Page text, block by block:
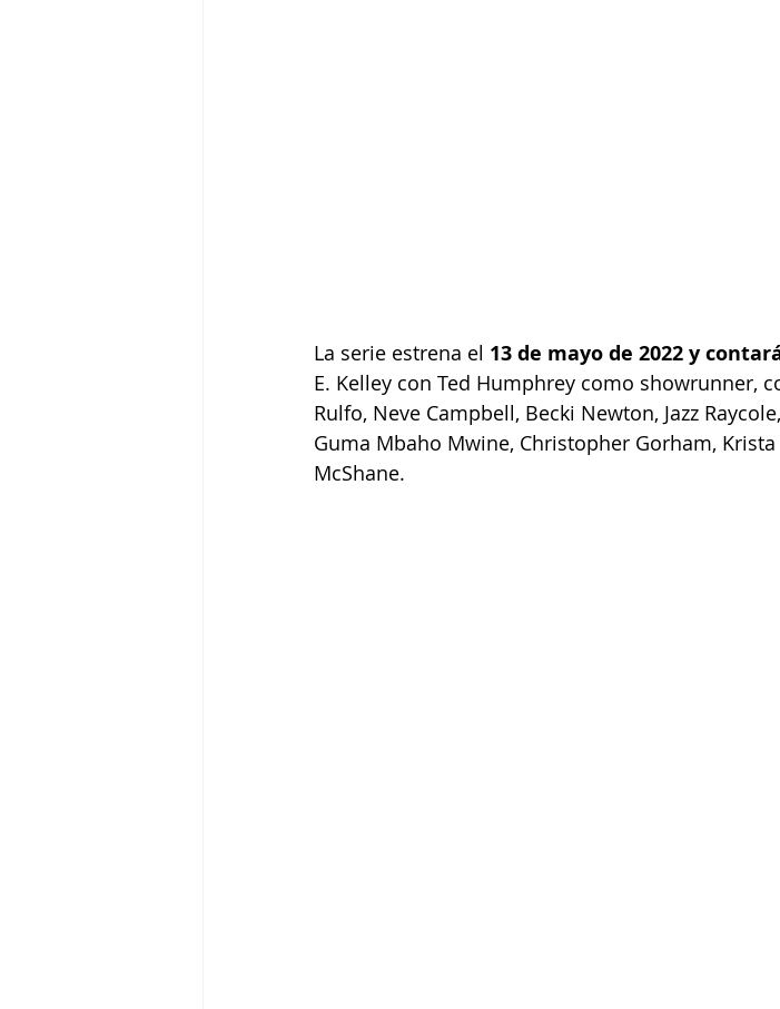
La serie estrena el 13 de mayo de 2022 y
E. Kelley con Ted Humphrey como showrunner,
Rulfo, Neve Campbell, Becki Newton, Jazz
Guma Mbaho Mwine, Christopher Gorham,
McShane.